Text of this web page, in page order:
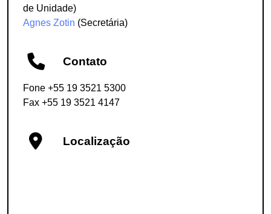
de Unidade)
Agnes Zotin (Secretária)
Contato
Fone +55 19 3521 5300
Fax +55 19 3521 4147
Localização